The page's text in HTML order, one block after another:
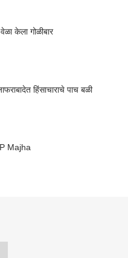
केला गोळीबार
हिंसाचाराचे पाच बळी
Majha